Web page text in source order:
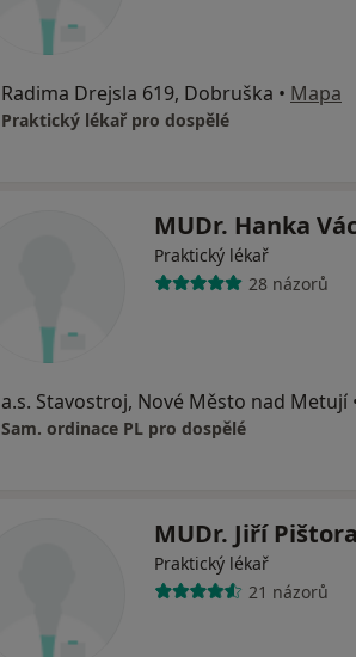
Radima Drejsla 619, Dobruška • Mapa
Praktický lékař pro dospělé
MUDr. Hanka
Praktický lékař
28 názorů
a.s. Stavostroj, Nové Město nad Metují
Sam. ordinace PL pro dospělé
MUDr. Jiří Pištora
Praktický lékař
21 názorů